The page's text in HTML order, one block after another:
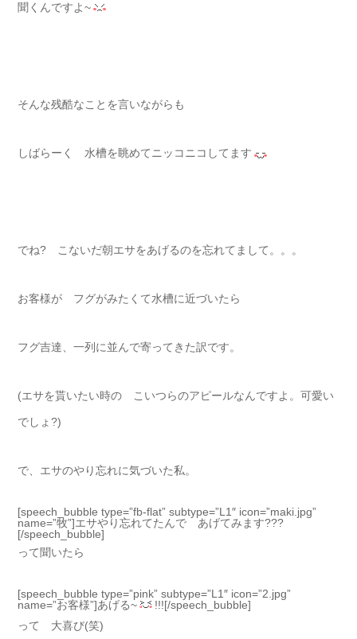
聞くんですよ~
そんな残酷なことを言いながらも
しばらーく 水槽を眺めてニッコニコしてます
でね? こないだ朝エサをあげるのを忘れてまして。。。
お客様が フグがみたくて水槽に近づいたら
フグ吉達、一列に並んで寄ってきた訳です。
(エサを貰いたい時の こいつらのアピールなんですよ。可愛い
でしょ?)
で、エサのやり忘れに気づいた私。
[speech_bubble type=”fb-flat” subtype=”L1″ icon=”maki.jpg”
name=”牧”]エサやり忘れてたんで あげてみます???
[/speech_bubble]
って聞いたら
[speech_bubble type=”pink” subtype=”L1″ icon=”2.jpg”
name=”お客様”]あげる~
!!![/speech_bubble]
って 大喜び(笑)